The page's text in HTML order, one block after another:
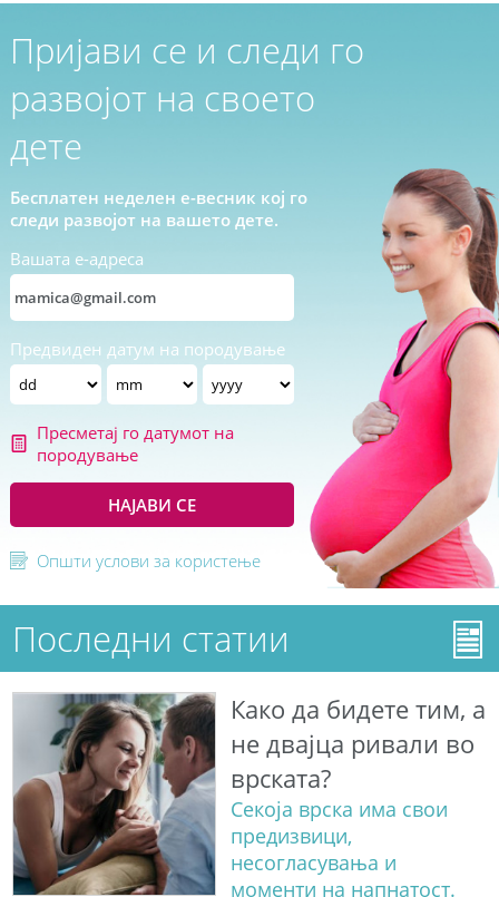
Пријави се и следи го
развојот на своето
дете
Бесплатен неделен е-весник кој го
следи развојот на вашето дете.
Вашата е-адреса
Предвиден датум на породување
Пресметај го датумот на
породување
НАЈАВИ СЕ
Општи услови за користење
Последни статии
Како да бидете тим, а
не двајца ривали во
врската?
Секоја врска има свои
предизвици,
несогласувања и
моменти на напнатост.